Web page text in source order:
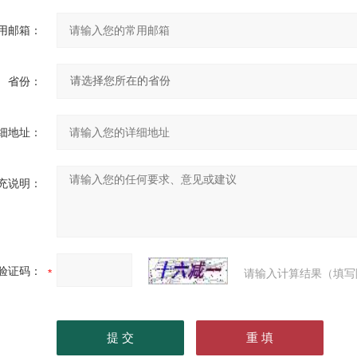
邮箱：
省份：
地址：
说明：
证码： 请输入计算结果（填